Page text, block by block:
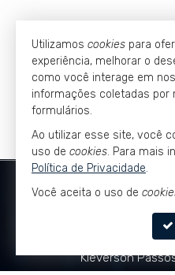
KLEVERSON
Kleverson
mercado de
Kleverson
Utilizamos cookies para
experiência, melhorar o
como você interage em
informações coletadas por
formulários.
Ao utilizar esse site, você
uso de cookies. Para mais
Política de Privacidade.
Você aceita o uso de